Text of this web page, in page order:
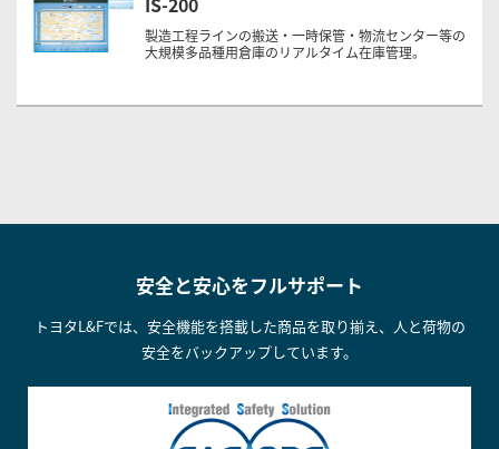
製造工程ラインの搬送・一時保管・物流センター等の
大規模多品種用倉庫のリアルタイム在庫管理。
安全と安心をフルサポート
トヨタL&Fでは、安全機能を搭載した商品を取り揃え、人と荷物の
安全をバックアップしています。